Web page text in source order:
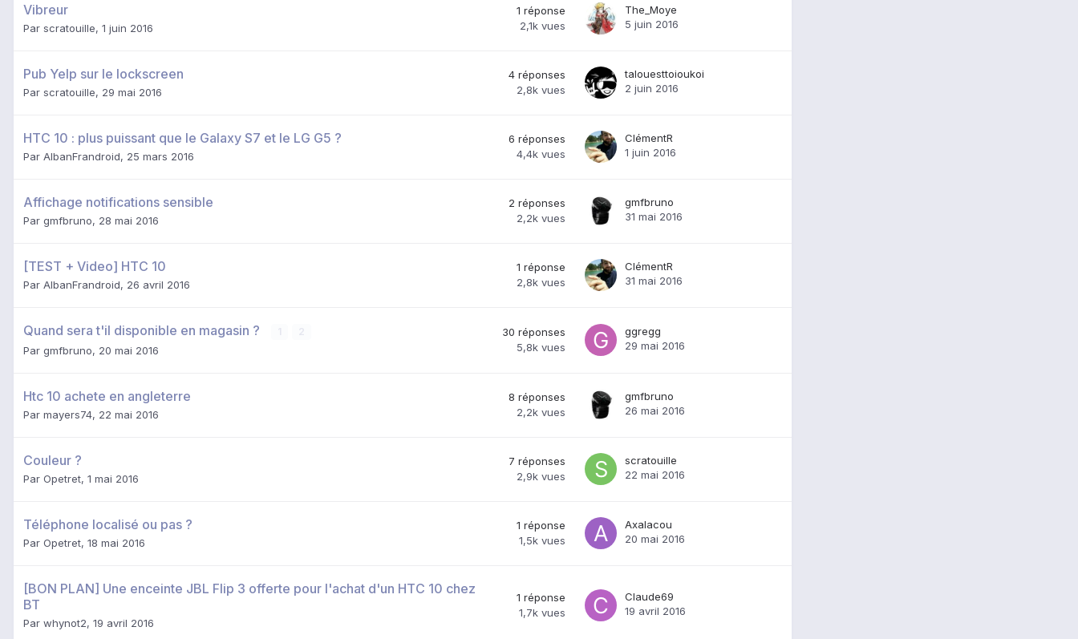
Vibreur
Par scratouille, 1 juin 2016
1 réponse
2,1k vues
The_Moye
5 juin 2016
Pub Yelp sur le lockscreen
Par scratouille, 29 mai 2016
4 réponses
2,8k vues
talouesttoioukoi
2 juin 2016
HTC 10 : plus puissant que le Galaxy S7 et le LG G5 ?
Par AlbanFrandroid, 25 mars 2016
6 réponses
4,4k vues
ClémentR
1 juin 2016
Affichage notifications sensible
Par gmfbruno, 28 mai 2016
2 réponses
2,2k vues
gmfbruno
31 mai 2016
[TEST + Video] HTC 10
Par AlbanFrandroid, 26 avril 2016
1 réponse
2,8k vues
ClémentR
31 mai 2016
Quand sera t'il disponible en magasin ?
Par gmfbruno, 20 mai 2016
30 réponses
5,8k vues
ggregg
29 mai 2016
Htc 10 achete en angleterre
Par mayers74, 22 mai 2016
8 réponses
2,2k vues
gmfbruno
26 mai 2016
Couleur ?
Par Opetret, 1 mai 2016
7 réponses
2,9k vues
scratouille
22 mai 2016
Téléphone localisé ou pas ?
Par Opetret, 18 mai 2016
1 réponse
1,5k vues
Axalacou
20 mai 2016
[BON PLAN] Une enceinte JBL Flip 3 offerte pour l'achat d'un HTC 10 chez
BT
Par whynot2, 19 avril 2016
1 réponse
1,7k vues
Claude69
19 avril 2016